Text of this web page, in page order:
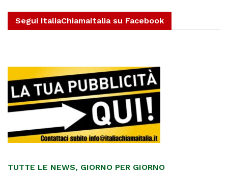
Segui ItaliaChiamaItalia su Facebook
TUTTE LE NEWS, GIORNO PER GIORNO